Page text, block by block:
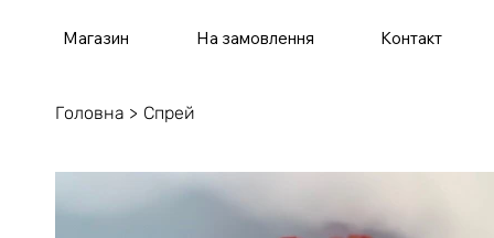
Магазин На замовлення Контакт
Головна > Спрей